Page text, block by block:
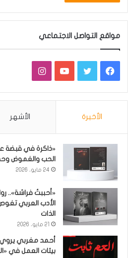
مواقع التواصل الاجتماعي
فيسبوكتويتر يوتيوبانستقرام
الأخيرة الأشهر
«ذاكرة في قبضة
الحب والغموض
24 مايو، 2026
«أحببتُ فراشة»..
الأدب العربي
الذات
21 مايو، 2026
أحمد مغربي يروي
بيئات العمل في